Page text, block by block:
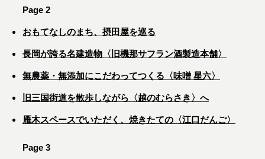
Page 2
おもてなしのまち、摂田屋を巡る
長岡が誇る名建造物〈旧機那サフラン酒製造本舗〉
無農薬・無添加にこだわってつくる〈味噌 星六〉
旧三国街道を散歩しながら〈越のむらさき〉へ
雁木スペースでいただく、焼きたての〈江口だんご〉
Page 3